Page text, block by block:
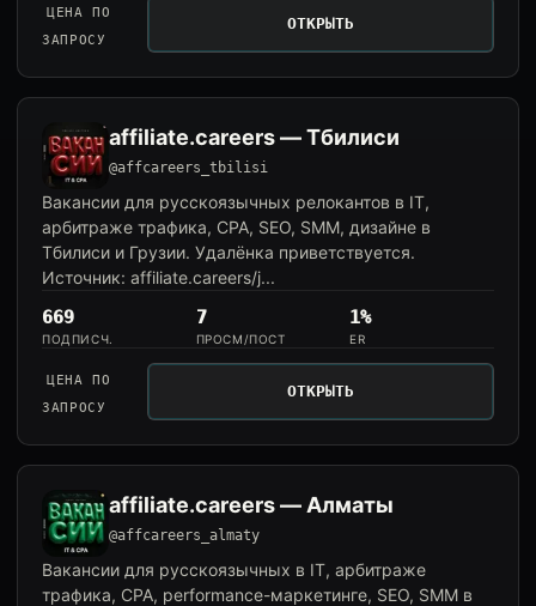
ЦЕНА ПО
ЗАПРОСУ
ОТКРЫТЬ
affiliate.careers — Тбилиси
@affcareers_tbilisi
Вакансии для русскоязычных релокантов в IT,
арбитраже трафика, CPA, SEO, SMM, дизайне в
Тбилиси и Грузии. Удалёнка приветствуется.
Источник: affiliate.careers/j...
669
ПОДПИСЧ.
7
ПРОСМ/ПОСТ
1%
ER
ЦЕНА ПО
ЗАПРОСУ
ОТКРЫТЬ
affiliate.careers — Алматы
@affcareers_almaty
Вакансии для русскоязычных в IT, арбитраже
трафика, CPA, performance-маркетинге, SEO, SMM в